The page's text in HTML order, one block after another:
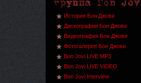
История Бон Джови
Дискография Бон Джови
Видеография Бон Джови
Фотогалерея Бон Джови
Bon Jovi LIVE MP3
Bon Jovi LIVE VIDEO
Bon Jovi Interview